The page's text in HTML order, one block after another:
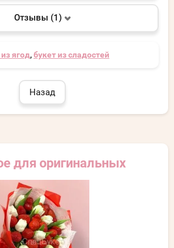
для оригинальных
Отзывы (1)
ягод,букет из сладостей
Назад